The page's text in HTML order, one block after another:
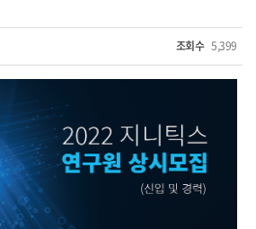
조회수 5,399